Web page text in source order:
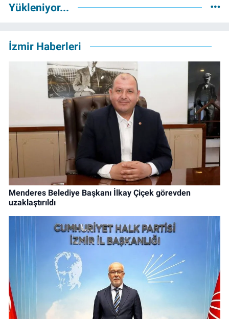
Yükleniyor...
İzmir Haberleri
Menderes Belediye Başkanı İlkay Çiçek görevden
uzaklaştırıldı